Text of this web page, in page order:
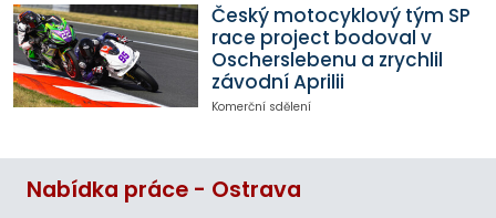
Český motocyklový tým SP
race project bodoval v
Oscherslebenu a zrychlil
závodní Aprilii
Komerční sdělení
Nabídka práce - Ostrava